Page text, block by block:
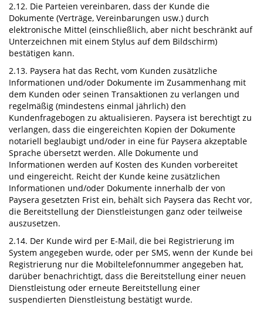
2.12. Die Parteien vereinbaren, dass der Kunde die
Dokumente (Verträge, Vereinbarungen usw.) durch
elektronische Mittel (einschließlich, aber nicht beschränkt auf
Unterzeichnen mit einem Stylus auf dem Bildschirm)
bestätigen kann.
2.13. Paysera hat das Recht, vom Kunden zusätzliche
Informationen und/oder Dokumente im Zusammenhang mit
dem Kunden oder seinen Transaktionen zu verlangen und
regelmäßig (mindestens einmal jährlich) den
Kundenfragebogen zu aktualisieren. Paysera ist berechtigt zu
verlangen, dass die eingereichten Kopien der Dokumente
notariell beglaubigt und/oder in eine für Paysera akzeptable
Sprache übersetzt werden. Alle Dokumente und
Informationen werden auf Kosten des Kunden vorbereitet
und eingereicht. Reicht der Kunde keine zusätzlichen
Informationen und/oder Dokumente innerhalb der von
Paysera gesetzten Frist ein, behält sich Paysera das Recht vor,
die Bereitstellung der Dienstleistungen ganz oder teilweise
auszusetzen.
2.14. Der Kunde wird per E-Mail, die bei Registrierung im
System angegeben wurde, oder per SMS, wenn der Kunde bei
Registrierung nur die Mobiltelefonnummer angegeben hat,
darüber benachrichtigt, dass die Bereitstellung einer neuen
Dienstleistung oder erneute Bereitstellung einer
suspendierten Dienstleistung bestätigt wurde.